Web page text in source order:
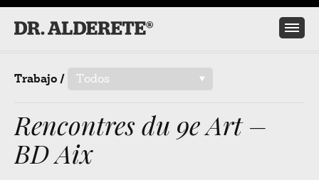
Trabajo / /
Todos
Rencontres du 9e Art –
BD Aix